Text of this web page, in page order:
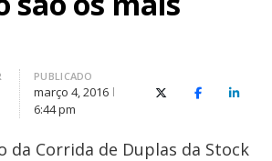
PUBLICADO
março 4, 2016
6:44 pm
X (Twitter)Facebook
O
da Corrida de Duplas da Stock